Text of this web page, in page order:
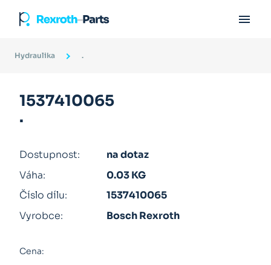

Hydraulika .
1537410065
.
Dostupnost:
na dotaz
Váha:
0.03 KG
Číslo dílu:
1537410065
Vyrobce:
Bosch Rexroth
Cena: